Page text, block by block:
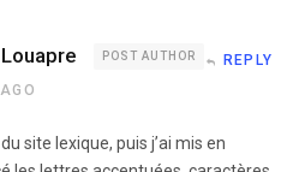
POST AUTHOR REPLY
site lexique, puis j’ai mis en